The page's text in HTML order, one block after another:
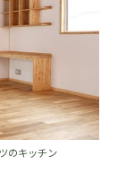
のキッチン